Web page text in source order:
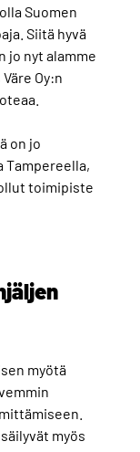
Suomen
Siitä hyvä
jo nyt alamme
Oy:n
on jo
Tampereella,
toimipiste
myötä
myös